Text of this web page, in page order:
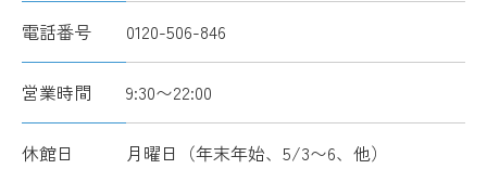
電話番号 0120-506-846
営業時間 9:30〜22:00
休館日 月曜日（年末年始、5/3〜6、他）